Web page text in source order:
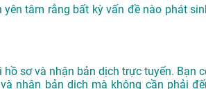
tâm rằng bất kỳ vấn đề nào phát
sơ và nhận bản dịch trực tuyến. Bạn
nhận bản dịch mà không cần phải